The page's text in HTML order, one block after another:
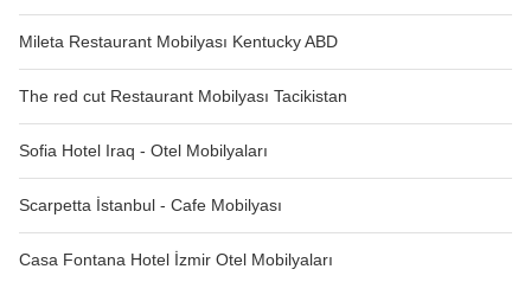
Mileta Restaurant Mobilyası Kentucky ABD
The red cut Restaurant Mobilyası Tacikistan
Sofia Hotel Iraq - Otel Mobilyaları
Scarpetta İstanbul - Cafe Mobilyası
Casa Fontana Hotel İzmir Otel Mobilyaları